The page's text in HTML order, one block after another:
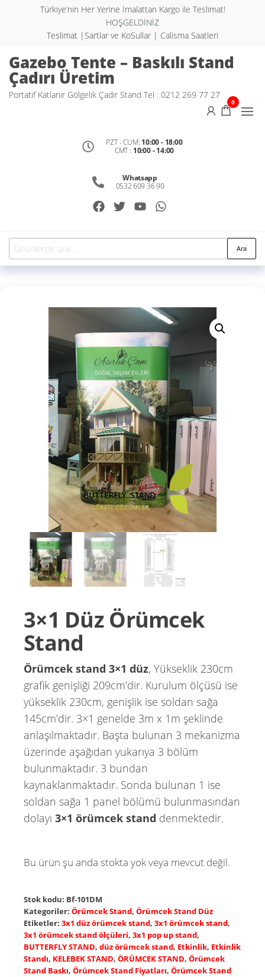
Türkiye’nin Her Yerine İmalattan Kargo ile Teslimat!
HOŞGELDİNİZ
Teslimat |Sartlar ve KoSullar | Calisma Saatleri
Gazebo Tente – Baskılı Stand
Çadırı Üretim
Portatif Katlanır Gölgelik Çadır Stand Tel : 0212 269 77 27
PZT - CUM: 10:00 - 18:00
CMT : 10:00 - 14:00
Whatsapp
0532 609 36 90
0
Ara
3×1 Düz Örümcek
Stand
Örümcek stand 3×1 düz, Yükseklik 230cm
grafik genişliği 209cm’dir. Kurulum ölçüsü ise
yükseklik 230cm, genişlik ise soldan sağa
145cm’dir. 3×1 genelde 3m x 1m şeklinde
anlaşılmaktadır. Başta bulunan 3 mekanizma
üzerinde aşağıdan yukarıya 3 bölüm
bulunmaktadır. 3 bundan
kaynaklanmaktadır. Sonda bulunan 1 ise
soldan sağa 1 panel bölümü bulunmasından
dolayı 3×1 örümcek stand denmektedir.
Bu ürün şu anda stokta yok veya mevcut değil.
Stok kodu: Bf-101DM
Kategoriler: Örümcek Stand, Örümcek Stand Düz
Etiketler: 3x1 düz örümcek stand, 3x1 örümcek stand,
3x1 örümcek stand ölçüleri, 3x1 pop up stand,
BUTTERFLY STAND, düz örümcek stand, Etkinlik, Etkinlik
Standı, KELEBEK STAND, ÖRÜMCEK STAND, Örümcek
Stand Baskı, Örümcek Stand Fiyatları, Örümcek Stand